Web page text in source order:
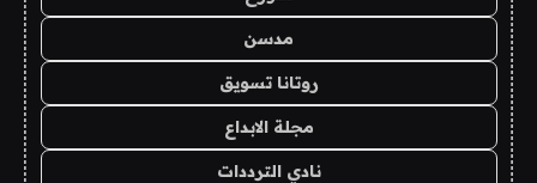
مدسن
روتانا تسويق
مجلة الابداع
نادي الترددات